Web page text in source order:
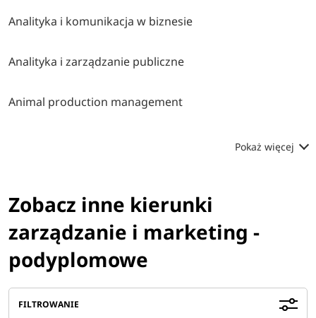
Analityka i komunikacja w biznesie
Analityka i zarządzanie publiczne
Animal production management
Pokaż więcej
Zobacz inne kierunki
zarządzanie i marketing -
podyplomowe
FILTROWANIE